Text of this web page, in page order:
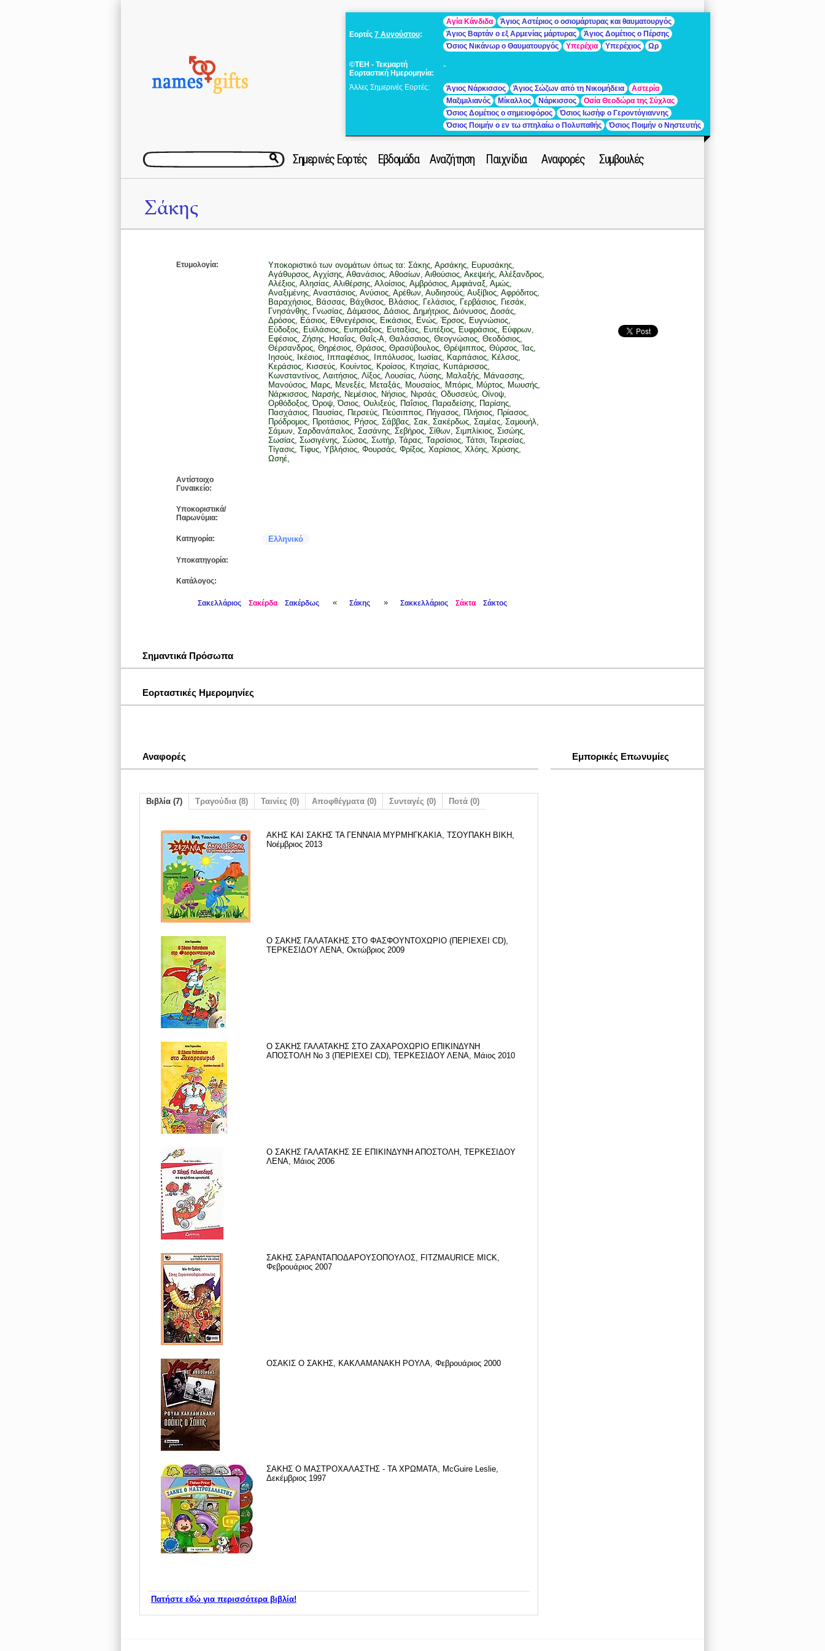
Εορτές 7 Αυγούστου:
Αγία Κάνδιδα
Άγιος Αστέριος ο οσιομάρτυρας και θαυματουργός
Άγιος Βαρτάν ο εξ Αρμενίας μάρτυρας
Άγιος Δομέτιος ο Πέρσης
Όσιος Νικάνωρ ο Θαυματουργός
Υπερέχια Υπερέχιος Ωρ
©ΤΕΗ - Τεκμαρτή
Εορταστική Ημερομηνία:
-
Άλλες Σημερινές Εορτές: Άγιος Νάρκισσος Άγιος Σώζων από τη Νικομήδεια
Αστερία
Μαξιμιλιανός
Μίκαλλος Νάρκισσος
Οσία Θεοδώρα της Σύχλας
Όσιος Δομέτιος ο σημειοφόρος
Όσιος Ιωσὴφ ο Γεροντόγιαννης
Όσιος Ποιμήν ο εν τω σπηλαίω ο Πολυπαθής
Όσιος Ποιμήν ο Νηστευτής
Σημερινές Εορτές Εβδομάδα Αναζήτηση Παιχνίδια Αναφορές Συμβουλές
Σάκης
Ετυμολογία:
Υποκοριστικό των ονομάτων όπως τα: Σάκης, Αρσάκης, Ευρυσάκης,
Αγάθυρσος, Αγχίσης, Αθανάσιος, Αθοσίων, Αιθούσιος, Ακεψεής, Αλέξανδρος,
Αλέξιος, Αλησίας, Αλιθέρσης, Αλοίσιος, Αμβρόσιος, Αμφιάναξ, Αμώς,
Αναξιμένης, Αναστάσιος, Ανύσιος, Αρέθων, Αυδιησούς, Αυξίβιος, Αφρόδιτος,
Βαραχήσιος, Βάσσας, Βάχθισος, Βλάσιος, Γελάσιος, Γερβάσιος, Γιεσάκ,
Γνησάνθης, Γνωσίας, Δάμασος, Δάσιος, Δημήτριος, Διόνυσος, Δοσάς,
Δρόσος, Εάσιος, Εθνεγέρσιος, Εικάσιος, Ενώς, Έρσος, Ευγνώσιος,
Εύδοξος, Ευϊλάσιος, Ευπράξιος, Ευταξίας, Ευτέξιος, Ευφράσιος, Εύφρων,
Εφέσιος, Ζήσης, Ησαΐας, Θαΐς-Α, Θαλάσσιος, Θεογνώσιος, Θεοδόσιος,
Θέρσανδρος, Θηρέσιος, Θράσος, Θρασύβουλος, Θρέψιππος, Θύρσος, Ίας,
Ιησούς, Ικέσιος, Ιππαφέσιος, Ιππόλυσος, Ιωσίας, Καρπάσιος, Κέλσος,
Κεράσιος, Κισσεύς, Κουίντος, Κροίσος, Κτησίας, Κυπάρισσος,
Κωνσταντίνος, Λαιτήσιος, Λίξος, Λουσίας, Λύσης, Μαλαξής, Μάνασσης,
Μανούσος, Μαρς, Μενεξές, Μεταξάς, Μουσαίος, Μπόρις, Μύρτος, Μωυσής,
Νάρκισσος, Ναρσής, Νεμέσιος, Νήσιος, Νιρσάς, Οδυσσεύς, Οίνοψ,
Ορθόδοξος, Όροψ, Όσιος, Ουλιξεύς, Παΐσιος, Παραδείσης, Παρίσης,
Πασχάσιος, Παυσίας, Περσεύς, Πεύσιππος, Πήγασος, Πλήσιος, Πρίασος,
Πρόδρομος, Προτάσιος, Ρήσος, Σάββας, Σακ, Σακέρδως, Σαμέας, Σαμουήλ,
Σάμων, Σαρδανάπαλος, Σασάνης, Σεβήρος, Σίθων, Σιμπλίκιος, Σισώης,
Σωσίας, Σωσιγένης, Σώσος, Σωτήρ, Τάρας, Ταρσίσιος, Τάτσι, Τειρεσίας,
Τίγασις, Τίφυς, Υβλήσιος, Φουρσάς, Φρίξος, Χαρίσιος, Χλόης, Χρύσης,
Ωσηέ,
Αντίστοιχο
Γυναικείο:
Υποκοριστικά/
Παρωνύμια:
Κατηγορία: Ελληνικό
Υποκατηγορία:
Κατάλογος:
Σακελλάριος Σακέρδα Σακέρδως « Σάκης » Σακκελλάριος Σάκτα Σάκτος
Σημαντικά Πρόσωπα
Εορταστικές Ημερομηνίες
Εμπορικές Επωνυμίες
Αναφορές
Βιβλία (7) Τραγούδια (8) Ταινίες (0) Αποφθέγματα (0) Συνταγές (0) Ποτά (0)
ΑΚΗΣ ΚΑΙ ΣΑΚΗΣ ΤΑ ΓΕΝΝΑΙΑ ΜΥΡΜΗΓΚΑΚΙΑ, ΤΣΟΥΠΑΚΗ ΒΙΚΗ,
Νοέμβριος 2013
Ο ΣΑΚΗΣ ΓΑΛΑΤΑΚΗΣ ΣΤΟ ΦΑΣΦΟΥΝΤΟΧΩΡΙΟ (ΠΕΡΙΕΧΕΙ CD),
ΤΕΡΚΕΣΙΔΟΥ ΛΕΝΑ, Οκτώβριος 2009
Ο ΣΑΚΗΣ ΓΑΛΑΤΑΚΗΣ ΣΤΟ ΖΑΧΑΡΟΧΩΡΙΟ ΕΠΙΚΙΝΔΥΝΗ
ΑΠΟΣΤΟΛΗ Νο 3 (ΠΕΡΙΕΧΕΙ CD), ΤΕΡΚΕΣΙΔΟΥ ΛΕΝΑ, Μάιος 2010
Ο ΣΑΚΗΣ ΓΑΛΑΤΑΚΗΣ ΣΕ ΕΠΙΚΙΝΔΥΝΗ ΑΠΟΣΤΟΛΗ, ΤΕΡΚΕΣΙΔΟΥ
ΛΕΝΑ, Μάιος 2006
ΣΑΚΗΣ ΣΑΡΑΝΤΑΠΟΔΑΡΟΥΣΟΠΟΥΛΟΣ, FITZMAURICE MICK,
Φεβρουάριος 2007
ΟΣΑΚΙΣ Ο ΣΑΚΗΣ, ΚΑΚΛΑΜΑΝΑΚΗ ΡΟΥΛΑ, Φεβρουάριος 2000
ΣΑΚΗΣ Ο ΜΑΣΤΡΟΧΑΛΑΣΤΗΣ - ΤΑ ΧΡΩΜΑΤΑ, McGuire Leslie,
Δεκέμβριος 1997
Πατήστε εδώ για περισσότερα βιβλία!